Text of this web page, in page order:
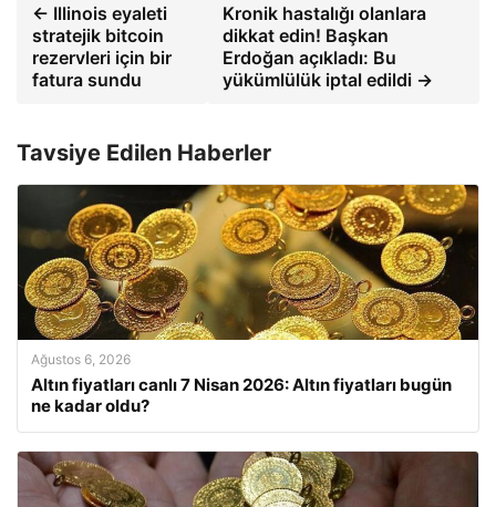
← Illinois eyaleti
stratejik bitcoin
rezervleri için bir
fatura sundu
Kronik hastalığı olanlara
dikkat edin! Başkan
Erdoğan açıkladı: Bu
yükümlülük iptal edildi →
Tavsiye Edilen Haberler
Ağustos 6, 2026
Altın fiyatları canlı 7 Nisan 2026: Altın fiyatları bugün
ne kadar oldu?